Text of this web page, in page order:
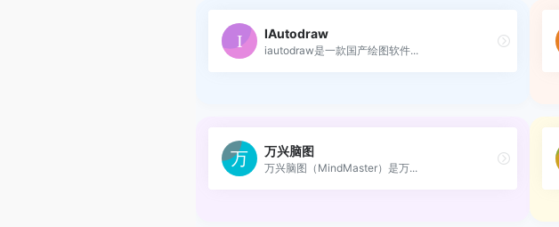
IAutodraw
iautodraw是一款国产绘图软件...
万兴脑图
万兴脑图（MindMaster）是万...